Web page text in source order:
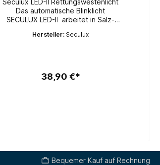
Seculux LED-II Rettungswestenlicht
Das automatische Blinklicht
SECULUX LED-II arbeitet in Salz-
Temperaturen.Die automatische
(50-70 Blitze/min).Das von der
Batterie mit Kabel getrennte Licht
Hersteller: Seculux
38,90 €*
Bequemer Kauf auf Rechnung